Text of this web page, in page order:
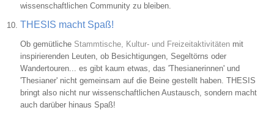
wissenschaftlichen Community zu bleiben.
THESIS macht Spaß!
Ob gemütliche Stammtische, Kultur- und Freizeitaktivitäten mit
inspirierenden Leuten, ob Besichtigungen, Segeltörns oder
Wandertouren... es gibt kaum etwas, das 'Thesianerinnen' und
'Thesianer' nicht gemeinsam auf die Beine gestellt haben. THESIS
bringt also nicht nur wissenschaftlichen Austausch, sondern macht
auch darüber hinaus Spaß!